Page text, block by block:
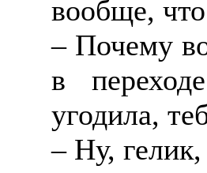
вообще,
– Почему
в
угодила,
– Ну,